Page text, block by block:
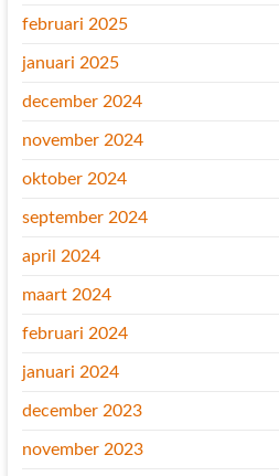
februari 2025
januari 2025
december 2024
november 2024
oktober 2024
september 2024
april 2024
maart 2024
februari 2024
januari 2024
december 2023
november 2023